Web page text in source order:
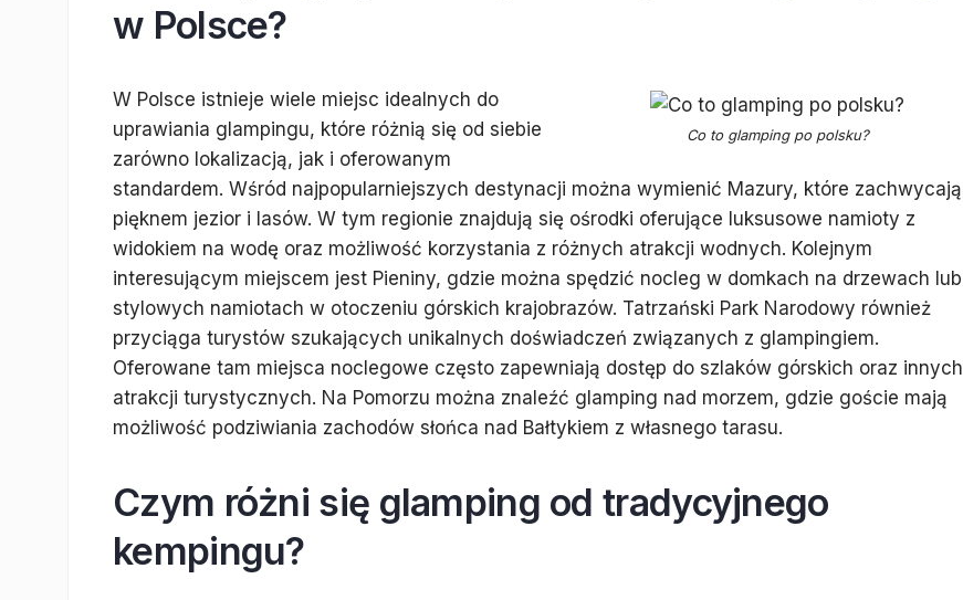
w Polsce?
Co to glamping po polsku?
W Polsce istnieje wiele miejsc idealnych do
uprawiania glampingu, które różnią się od siebie
zarówno lokalizacją, jak i oferowanym
standardem. Wśród najpopularniejszych destynacji można wymienić Mazury, które zachwycają
pięknem jezior i lasów. W tym regionie znajdują się ośrodki oferujące luksusowe namioty z
widokiem na wodę oraz możliwość korzystania z różnych atrakcji wodnych. Kolejnym
interesującym miejscem jest Pieniny, gdzie można spędzić nocleg w domkach na drzewach lub
stylowych namiotach w otoczeniu górskich krajobrazów. Tatrzański Park Narodowy również
przyciąga turystów szukających unikalnych doświadczeń związanych z glampingiem.
Oferowane tam miejsca noclegowe często zapewniają dostęp do szlaków górskich oraz innych
atrakcji turystycznych. Na Pomorzu można znaleźć glamping nad morzem, gdzie goście mają
możliwość podziwiania zachodów słońca nad Bałtykiem z własnego tarasu.
Czym różni się glamping od tradycyjnego
kempingu?